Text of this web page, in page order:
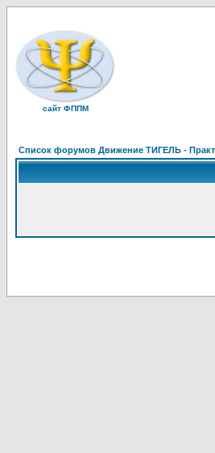
сайт ФППМ
Список форумов Движение ТИГЕЛЬ -